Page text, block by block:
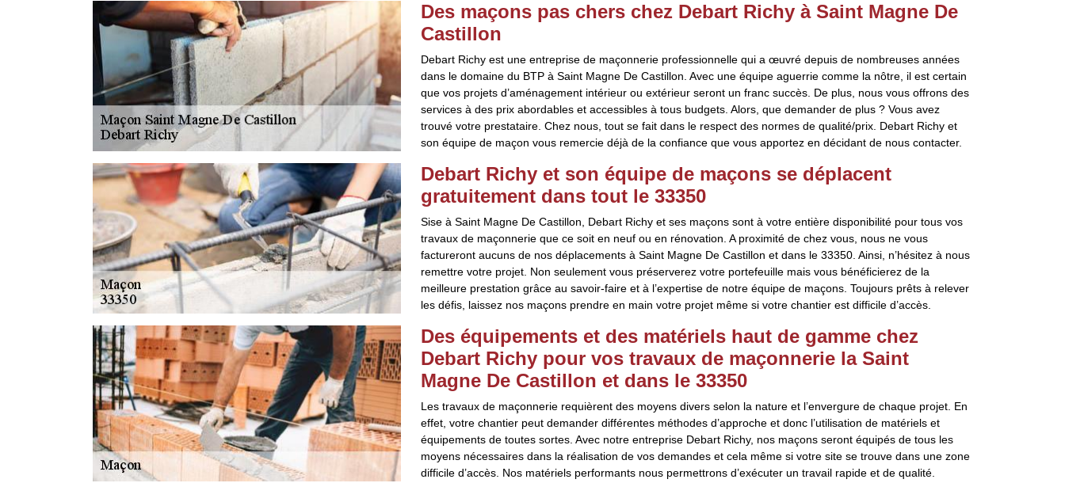
Des maçons pas chers chez Debart Richy à Saint Magne De
Castillon
Debart Richy est une entreprise de maçonnerie professionnelle qui a œuvré depuis de nombreuses années
dans le domaine du BTP à Saint Magne De Castillon. Avec une équipe aguerrie comme la nôtre, il est certain
que vos projets d’aménagement intérieur ou extérieur seront un franc succès. De plus, nous vous offrons des
services à des prix abordables et accessibles à tous budgets. Alors, que demander de plus ? Vous avez
trouvé votre prestataire. Chez nous, tout se fait dans le respect des normes de qualité/prix. Debart Richy et
son équipe de maçon vous remercie déjà de la confiance que vous apportez en décidant de nous contacter.
Debart Richy et son équipe de maçons se déplacent
gratuitement dans tout le 33350
Sise à Saint Magne De Castillon, Debart Richy et ses maçons sont à votre entière disponibilité pour tous vos
travaux de maçonnerie que ce soit en neuf ou en rénovation. A proximité de chez vous, nous ne vous
factureront aucuns de nos déplacements à Saint Magne De Castillon et dans le 33350. Ainsi, n’hésitez à nous
remettre votre projet. Non seulement vous préserverez votre portefeuille mais vous bénéficierez de la
meilleure prestation grâce au savoir-faire et à l’expertise de notre équipe de maçons. Toujours prêts à relever
les défis, laissez nos maçons prendre en main votre projet même si votre chantier est difficile d’accès.
Des équipements et des matériels haut de gamme chez
Debart Richy pour vos travaux de maçonnerie la Saint
Magne De Castillon et dans le 33350
Les travaux de maçonnerie requièrent des moyens divers selon la nature et l’envergure de chaque projet. En
effet, votre chantier peut demander différentes méthodes d’approche et donc l’utilisation de matériels et
équipements de toutes sortes. Avec notre entreprise Debart Richy, nos maçons seront équipés de tous les
moyens nécessaires dans la réalisation de vos demandes et cela même si votre site se trouve dans une zone
difficile d’accès. Nos matériels performants nous permettrons d’exécuter un travail rapide et de qualité.